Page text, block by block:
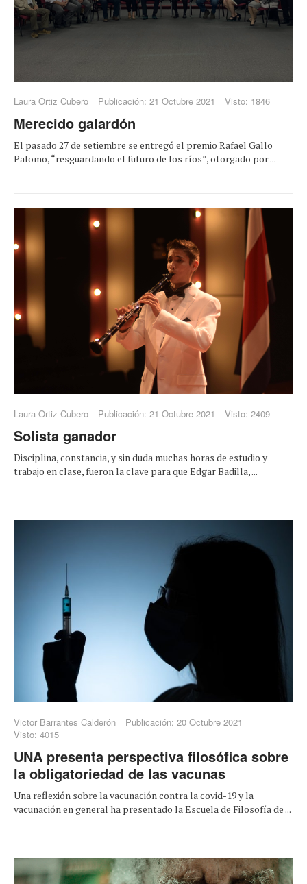
Laura Ortiz Cubero Publicación: 21 Octubre 2021 Visto: 1846
Merecido galardón
El pasado 27 de setiembre se entregó el premio Rafael Gallo
Palomo, “resguardando el futuro de los ríos”, otorgado por ...
Laura Ortiz Cubero Publicación: 21 Octubre 2021 Visto: 2409
Solista ganador
Disciplina, constancia, y sin duda muchas horas de estudio y
trabajo en clase, fueron la clave para que Edgar Badilla, ...
Victor Barrantes Calderón
Publicación: 20 Octubre 2021
Visto: 4015
UNA presenta perspectiva filosófica sobre
la obligatoriedad de las vacunas
Una reflexión sobre la vacunación contra la covid-19 y la
vacunación en general ha presentado la Escuela de Filosofía de ...